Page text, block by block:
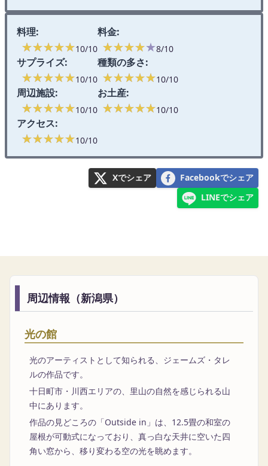
料理:
★★★★★
★★★★★10/10
料金:
★★★★★
★★★★★8/10
サプライズ:
★★★★★
★★★★★10/10
種類の多さ:
★★★★★
★★★★★10/10
周辺施設:
★★★★★
★★★★★10/10
お土産:
★★★★★
★★★★★10/10
アクセス:
★★★★★
★★★★★10/10
Xでシェア
Facebookでシェア
LINEでシェア
周辺情報（新潟県）
光の館
光のアーティストとして知られる、ジェームズ・タレ
ルの作品です。
十日町市・川西エリアの、里山の自然を感じられる山
中にあります。
作品の見どころの「Outside in」は、12.5畳の和室の
屋根が可動式になっており、真っ白な天井に空いた四
角い窓から、移り変わる空の光を眺めます。